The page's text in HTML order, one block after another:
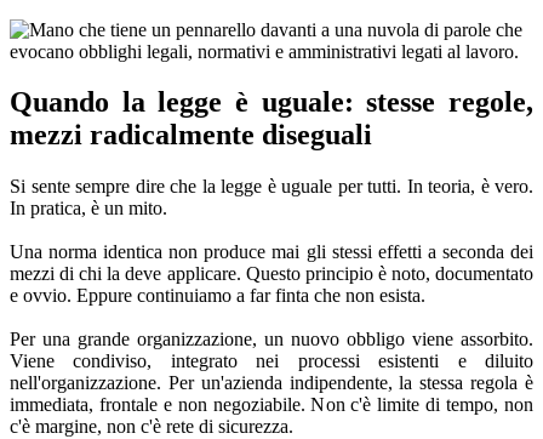
Quando la legge è uguale: stesse regole,
mezzi radicalmente diseguali
Si sente sempre dire che la legge è uguale per tutti. In teoria, è vero.
In pratica, è un mito.
Una norma identica non produce mai gli stessi effetti a seconda dei
mezzi di chi la deve applicare. Questo principio è noto, documentato
e ovvio. Eppure continuiamo a far finta che non esista.
Per una grande organizzazione, un nuovo obbligo viene assorbito.
Viene condiviso, integrato nei processi esistenti e diluito
nell'organizzazione. Per un'azienda indipendente, la stessa regola è
immediata, frontale e non negoziabile. Non c'è limite di tempo, non
c'è margine, non c'è rete di sicurezza.